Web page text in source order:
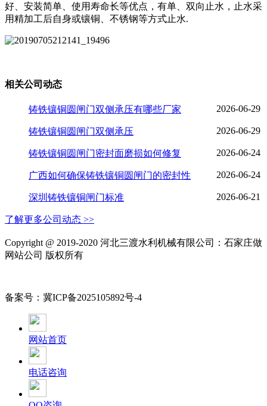
好、安装简单、使用寿命长等优点，有单、双向止水，止水采
用精加工后自身或镶铜、不锈钢等方式止水.
相关公司动态
铸铁镶铜圆闸门双侧承压有哪些厂家 2026-06-29
铸铁镶铜圆闸门双侧承压 2026-06-29
铸铁镶铜圆闸门密封面磨损如何修复 2026-06-24
广西如何确保铸铁镶铜圆闸门的密封性 2026-06-24
深圳铸铁镶铜闸门标准 2026-06-21
了解更多公司动态 >>
Copyright @ 2019-2020 河北三渡水利机械有限公司：石家庄做
网站公司 版权所有
备案号：冀ICP备2025105892号-4
网站首页
电话咨询